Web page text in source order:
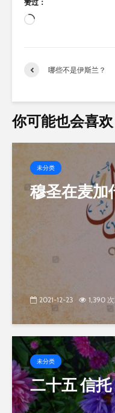
赞过：
正
哪些不是伊斯兰？
你可能也会喜欢
未分类
穆圣在麦加
2021-12-23 1,390
未分类
二十五 信